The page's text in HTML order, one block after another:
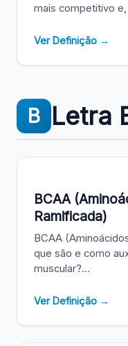
mais competitivo
Ver Definição →
B Letra
BCAA
Ramificada)
BCAA
que são e como
muscular?...
Ver Definição →